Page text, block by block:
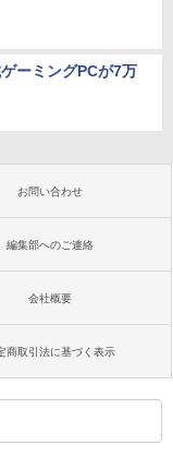
ーミングPCが7万
お問い合わせ
編集部へのご連絡
会社概要
商取引法に基づく表示